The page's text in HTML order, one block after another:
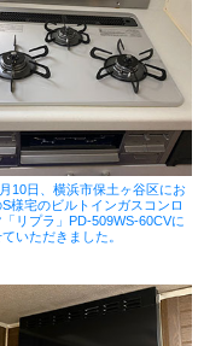
10日、横浜市保土ヶ谷区にお
様宅のビルトインガスコンロ
リプラ」PD-509WS-60CVに
いただきました。